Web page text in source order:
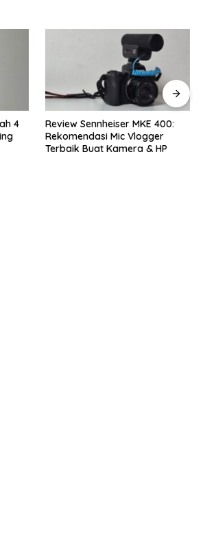
Review Xiaomi Smart Band 10
Pro: Harga Sejutaan, Fiturnya
Bikin Nagih!